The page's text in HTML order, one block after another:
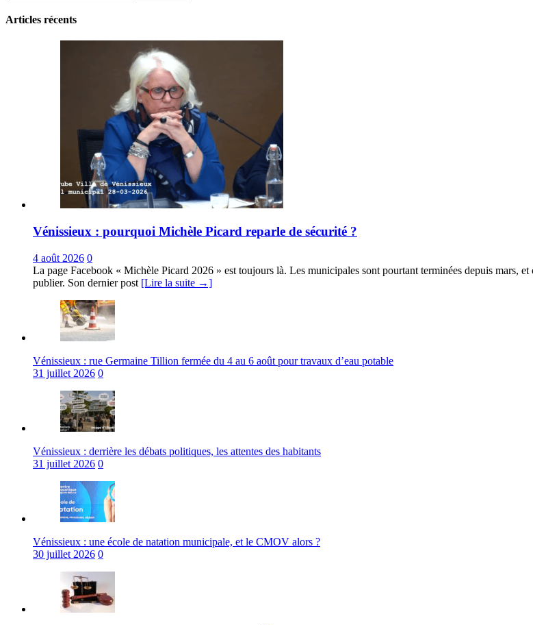
Articles récents
Vénissieux : pourquoi Michèle Picard reparle de sécurité ?
4 août 2026 0
La page Facebook « Michèle Picard 2026 » est toujours là. Les municipales sont pourtant terminées depuis mars,
publier. Son dernier post [Lire la suite →]
Vénissieux : rue Germaine Tillion fermée du 4 au 6 août pour travaux d’eau potable
31 juillet 2026 0
Vénissieux : derrière les débats politiques, les attentes des habitants
31 juillet 2026 0
Vénissieux : une école de natation municipale, et le CMOV alors ?
30 juillet 2026 0